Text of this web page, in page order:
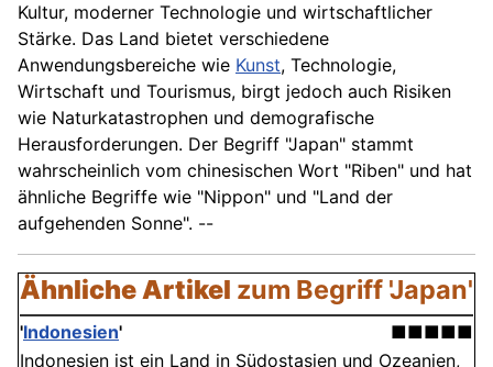
Kultur, moderner Technologie und wirtschaftlicher
Stärke. Das Land bietet verschiedene
Anwendungsbereiche wie Kunst, Technologie,
Wirtschaft und Tourismus, birgt jedoch auch Risiken
wie Naturkatastrophen und demografische
Herausforderungen. Der Begriff "Japan" stammt
wahrscheinlich vom chinesischen Wort "Riben" und hat
ähnliche Begriffe wie "Nippon" und "Land der
aufgehenden Sonne". --
Ähnliche Artikel zum Begriff 'Japan'
'Indonesien'
■■■■■
Indonesien ist ein Land in Südostasien und Ozeanien,